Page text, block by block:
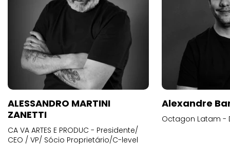
ALESSANDRO MARTINI
ZANETTI
CA VA ARTES E PRODUC - Presidente/
CEO / VP/ Sócio Proprietário/C-level
Alexandre
Octagon Latam -